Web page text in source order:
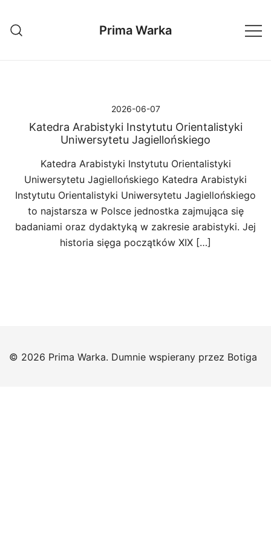
treści
Prima Warka
2026-06-07
Katedra Arabistyki Instytutu Orientalistyki
Uniwersytetu Jagiellońskiego
Katedra Arabistyki Instytutu Orientalistyki
Uniwersytetu Jagiellońskiego Katedra Arabistyki
Instytutu Orientalistyki Uniwersytetu Jagiellońskiego
to najstarsza w Polsce jednostka zajmująca się
badaniami oraz dydaktyką w zakresie arabistyki. Jej
historia sięga początków XIX […]
© 2026 Prima Warka. Dumnie wspierany przez Botiga